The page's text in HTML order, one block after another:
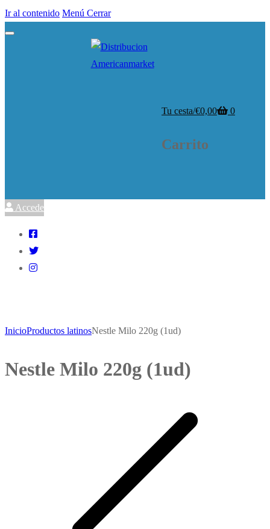
Ir al contenido Menú Cerrar
Tu cesta/€0,00 0
Carrito
Accede
InicioProductos latinosNestle Milo 220g (1ud)
Nestle Milo 220g (1ud)